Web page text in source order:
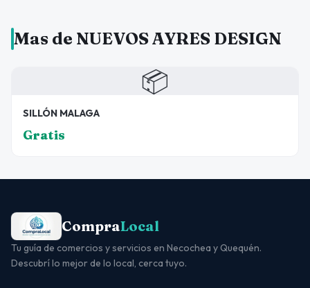
Mas de NUEVOS AYRES DESIGN
📦
SILLÓN MALAGA
Gratis
CompraLocal
Tu guía de comercios y servicios en Necochea y Quequén.
Descubrí lo mejor de lo local, cerca tuyo.